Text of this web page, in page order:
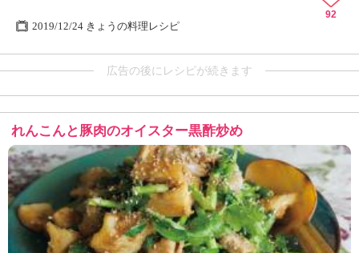
2019/12/24 きょうの料理レシピ
92
広告の後にレシピが続きます
れんこんと豚肉のオイスター黒酢炒め